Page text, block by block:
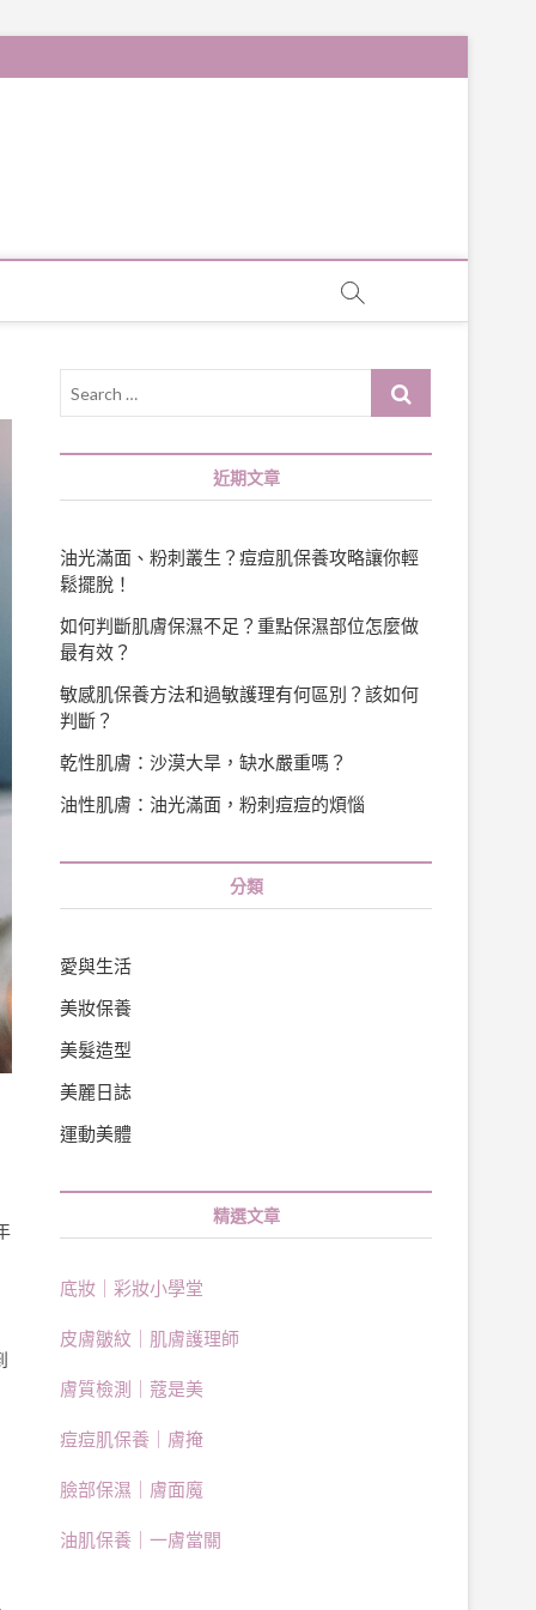
Search
近期文章
油光滿面、粉刺叢生？痘痘肌保養攻略讓你輕
鬆擺脫！
如何判斷肌膚保濕不足？重點保濕部位怎麼做
最有效？
敏感肌保養方法和過敏護理有何區別？該如何
判斷？
乾性肌膚：沙漠大旱，缺水嚴重嗎？
油性肌膚：油光滿面，粉刺痘痘的煩惱
分類
愛與生活
美妝保養
美髮造型
美麗日誌
運動美體
精選文章
底妝｜彩妝小學堂
皮膚皺紋｜肌膚護理師
膚質檢測｜蔻是美
痘痘肌保養｜膚掩
臉部保濕｜膚面魔
油肌保養｜一膚當關